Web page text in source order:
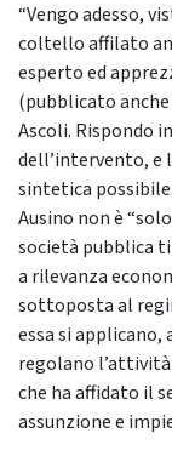
“Vengo adesso,
coltello affilato
esperto ed
(pubblicato
Ascoli. Rispondo
dell’intervento, e
sintetica
Ausino non è
società pubblica
a rilevanza
sottoposta al
essa si
regolano
che ha affidato il
assunzione e